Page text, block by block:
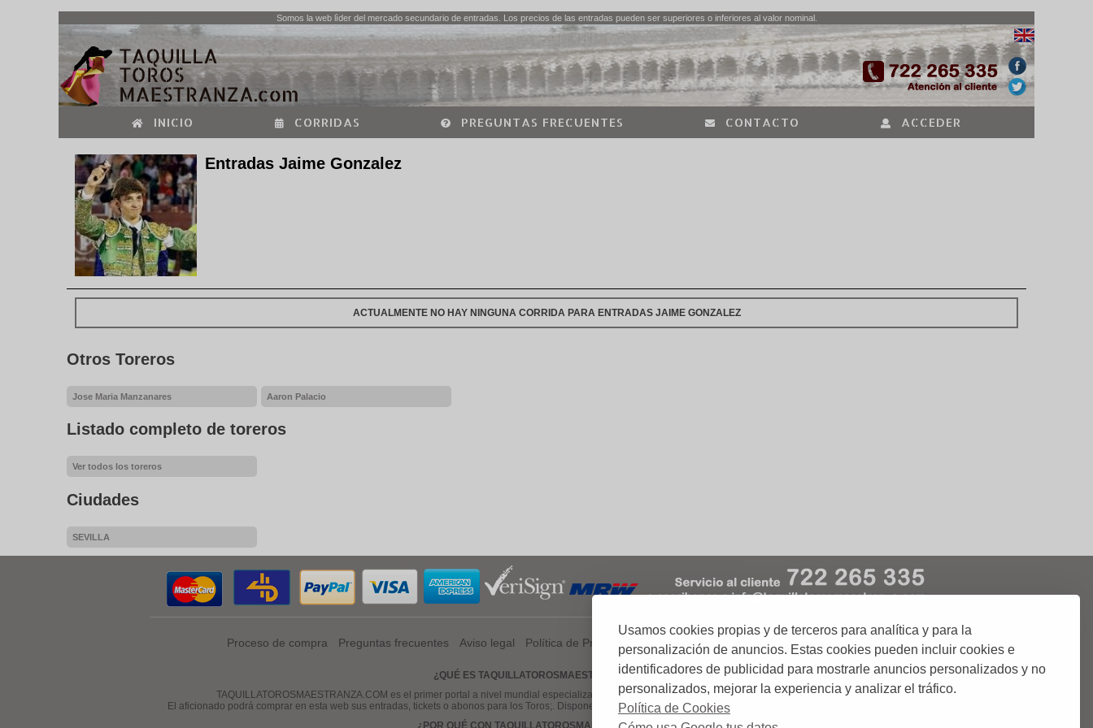
Usamos cookies propias y de terceros para analítica y para la
personalización de anuncios. Estas cookies pueden incluir cookies e
identificadores de publicidad para mostrarle anuncios personalizados y no
personalizados, mejorar la experiencia y analizar el tráfico.
Política de Cookies
Somos la web lìder del mercado secundario de entradas. Los precios de las entradas pueden ser superiores o inferiores al valor nominal.
INICIO CORRIDAS PREGUNTAS FRECUENTES CONTACTO ACCEDER
Entradas Jaime Gonzalez
ACTUALMENTE NO HAY NINGUNA CORRIDA PARA ENTRADAS JAIME GONZALEZ
Otros Toreros
Jose Maria Manzanares Aaron Palacio
Listado completo de toreros
Ver todos los toreros
Ciudades
SEVILLA
Proceso de compra Preguntas frecuentes Aviso legal Política de Privacidad Política de Cookies Condiciones de Uso
¿QUÉ ES TAQUILLATOROSMAESTRANZA.COM?
TAQUILLATOROSMAESTRANZA.COM es el primer portal a nivel mundial especializado en venta de entradas, tickets o abonos de Corridas de Toros;.
El aficionado podrá comprar en esta web sus entradas, tickets o abonos para los Toros;. Disponemos de una gama amplia de ciudades donde podrás comprar tus entradas.
¿POR QUÉ CON TAQUILLATOROSMAESTRANZA.COM?